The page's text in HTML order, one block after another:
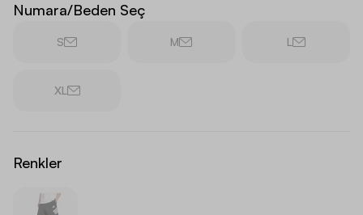
Numara/Beden Seç
S M L
XL
Renkler